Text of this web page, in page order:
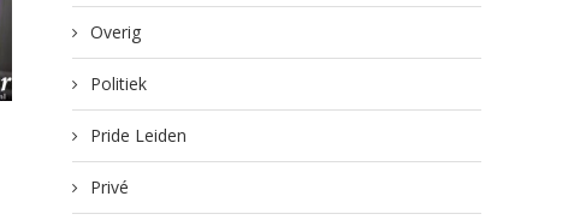
Overig
Politiek
Pride Leiden
Privé